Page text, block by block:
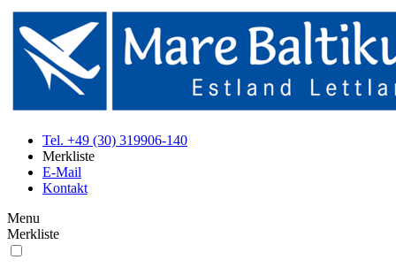
Tel. +49 (30) 319906-140
Merkliste
E-Mail
Kontakt
Menu
Merkliste